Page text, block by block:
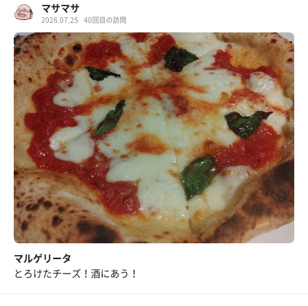
マサマサ
2026.07.25 40回目の訪問
マルゲリータ
とろけたチーズ！酒にあう！